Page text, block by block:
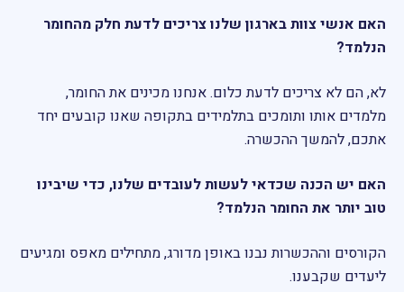
האם אנשי צוות בארגון שלנו צריכים לדעת חלק מהחומר
הנלמד?
לא, הם לא צריכים לדעת כלום. אנחנו מכינים את החומר,
מלמדים אותו ותומכים בתלמידים בתקופה שאנו קובעים יחד
אתכם, להמשך ההכשרה.
האם יש הכנה שכדאי לעשות לעובדים שלנו, כדי שיבינו
טוב יותר את החומר הנלמד?
הקורסים וההכשרות נבנו באופן מדורג, מתחילים מאפס ומגיעים
ליעדים שקבענו.